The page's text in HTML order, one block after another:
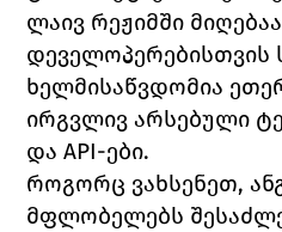
ლაივ რეჟიმში
ხელმისაწვდომია
ირგვლივ არსებული
და API-ები.
როგორც ვახსენეთ,
მფლობელებს